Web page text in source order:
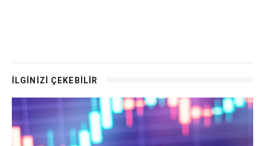
İLGİNİZİ ÇEKEBİLİR